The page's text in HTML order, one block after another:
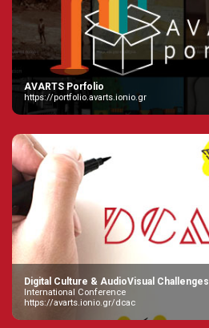
AVARTS Porfolio
https://portfolio.avarts.ionio.gr
Digital Culture & AudioVisual Challenges
International Conference
https://avarts.ionio.gr/dcac